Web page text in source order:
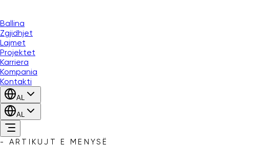
Ballina
Zgjidhjet
Lajmet
Projektet
Karriera
Kompania
Kontakti
AL
AL
- ARTIKUJT E MENYSË